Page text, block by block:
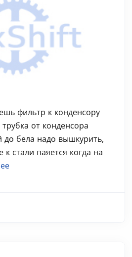
фильтр к конденсору
от конденсора
до бела надо вышкурить,
стали паяется когда на